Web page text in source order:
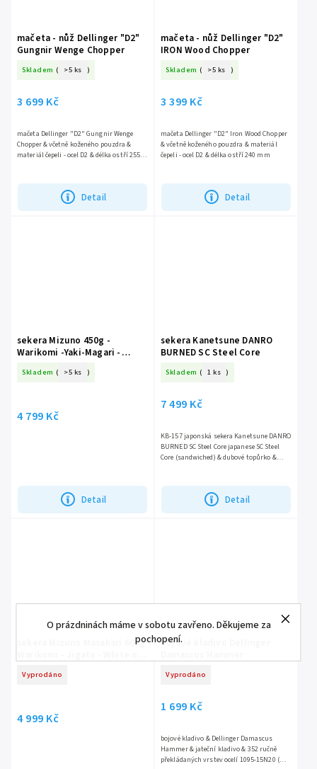
O prázdninách máme v sobotu zavřeno. Děkujeme za
pochopení.
mačeta - nůž Dellinger "D2"
Gungnir Wenge Chopper
Skladem ( >5 ks )
3 699 Kč
Detail
mačeta Dellinger "D2" Gungnir Wenge
Chopper & včetně koženého pouzdra &
materiál čepeli - ocel D2 & délka ostří 255
mačeta - nůž Dellinger "D2"
IRON Wood Chopper
Skladem ( >5 ks )
3 399 Kč
Detail
mačeta Dellinger "D2" Iron Wood Chopper
& včetně koženého pouzdra & materiál
čepeli - ocel D2 & délka ostří 240 mm
sekera Mizuno 450g -
Warikomi -Yaki-Magari -
Skladem ( >5 ks )
4 799 Kč
Detail
sekera Kanetsune DANRO
BURNED SC Steel Core
Skladem ( 1 ks )
7 499 Kč
Detail
KB-157 japonská sekera Kanetsune DANRO
BURNED SC Steel Core japanese SC Steel
Core (sandwiched) & dubové topůrko &
sekera Mizuno Masakari 600g
Vyprodáno
4 999 Kč
bojové kladivo Dellinger
Vyprodáno
1 699 Kč
bojové kladivo & Dellinger Damascus
Hammer & jateční kladivo & 352 ručně
překládaných vrstev ocelí 1095-15N20 (